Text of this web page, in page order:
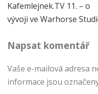
Navigace
pro
příspěvek
Kafemlejnek.TV 11. – o
vývoji ve Warhorse
Napsat komentář
Vaše e-mailová adresa
informace jsou